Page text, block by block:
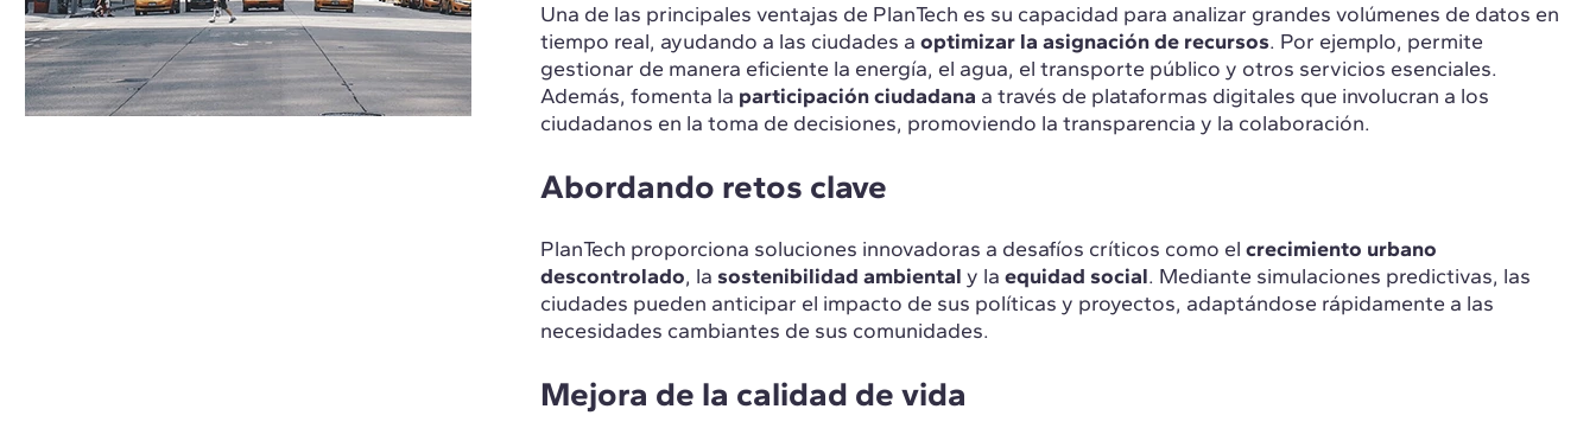
Una de las principales ventajas de PlanTech es su capacidad para analizar grandes volúmenes de datos en
tiempo real, ayudando a las ciudades a optimizar la asignación de recursos. Por ejemplo, permite
gestionar de manera eficiente la energía, el agua, el transporte público y otros servicios esenciales.
Además, fomenta la participación ciudadana a través de plataformas digitales que involucran a los
ciudadanos en la toma de decisiones, promoviendo la transparencia y la colaboración.
Abordando retos clave
PlanTech proporciona soluciones innovadoras a desafíos críticos como el crecimiento urbano
descontrolado, la sostenibilidad ambiental y la equidad social. Mediante simulaciones predictivas, las
ciudades pueden anticipar el impacto de sus políticas y proyectos, adaptándose rápidamente a las
necesidades cambiantes de sus comunidades.
Mejora de la calidad de vida